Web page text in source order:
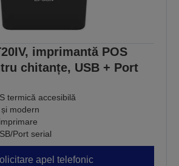
imprimantă POS
chitanțe, USB + Port
termică accesibilă
modern
Port serial
apel telefonic